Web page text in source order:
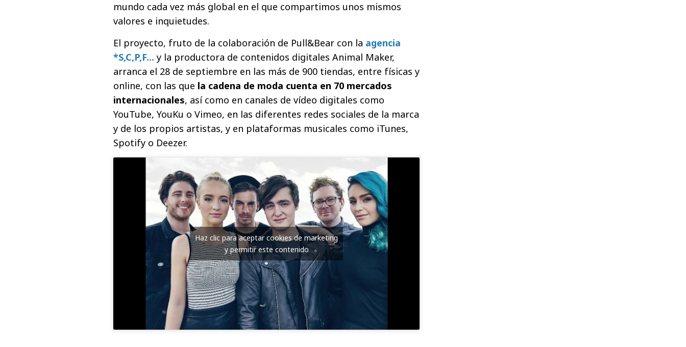
mundo cada vez más global en el que compartimos unos mismos
valores e inquietudes.
El proyecto, fruto de la colaboración de Pull&Bear con la agencia
*S,C,P,F... y la productora de contenidos digitales Animal Maker,
arranca el 28 de septiembre en las más de 900 tiendas, entre físicas y
online, con las que la cadena de moda cuenta en 70 mercados
internacionales, así como en canales de vídeo digitales como
YouTube, YouKu o Vimeo, en las diferentes redes sociales de la marca
y de los propios artistas, y en plataformas musicales como iTunes,
Spotify o Deezer.
Haz clic para aceptar cookies de marketing
y permitir este contenido